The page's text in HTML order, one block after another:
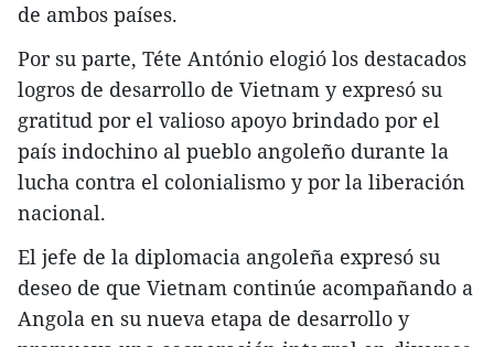
de ambos países.
Por su parte, Téte António elogió los destacados
logros de desarrollo de Vietnam y expresó su
gratitud por el valioso apoyo brindado por el
país indochino al pueblo angoleño durante la
lucha contra el colonialismo y por la liberación
nacional.
El jefe de la diplomacia angoleña expresó su
deseo de que Vietnam continúe acompañando a
Angola en su nueva etapa de desarrollo y